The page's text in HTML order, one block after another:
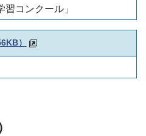
習コンクール」
）